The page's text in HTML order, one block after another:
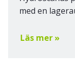
med en
Läs mer »